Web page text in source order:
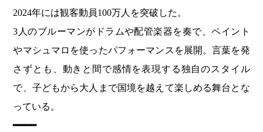
2024年には観客動員100万人を突破した。
3人のブルーマンがドラムや配管楽器を奏で、ペイント
やマシュマロを使ったパフォーマンスを展開。言葉を発
さずとも、動きと間で感情を表現する独自のスタイル
で、子どもから大人まで国境を越えて楽しめる舞台とな
っている。
━━━━